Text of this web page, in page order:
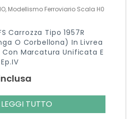
Modellismo Ferroviario Scala H0
Carrozza Tipo 1957R
O Corbellona) In Livrea
Con Marcatura Unificata E
LEGGI TUTTO